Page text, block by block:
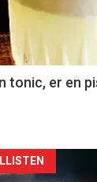
tonic, er en